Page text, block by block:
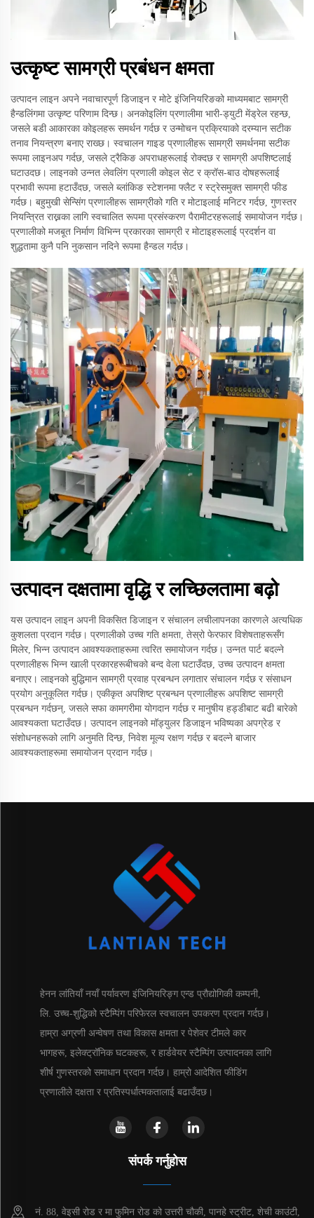
उत्कृष्ट सामग्री प्रबंधन क्षमता
उत्पादन लाइन अपने नवाचारपूर्ण डिजाइन र मोटे इंजिनियरिङको माध्यमबाट सामग्री
हैन्डलिंगमा उत्कृष्ट परिणाम दिन्छ। अनकोइलिंग प्रणालीमा भारी-ड्युटी मेंड्रेल रहन्छ,
जसले बडी आकारका कोइलहरू समर्थन गर्दछ र उन्मोचन प्रक्रियाको दरम्यान सटीक
तनाव नियन्त्रण बनाए राख्छ। स्वचालन गाइड प्रणालीहरू सामग्री समर्थनमा सटीक
रूपमा लाइनअप गर्दछ, जसले ट्रैकिङ अपराधहरूलाई रोक्दछ र सामग्री अपशिष्टलाई
घटाउदछ। लाइनको उन्नत लेवलिंग प्रणाली कोइल सेट र क्रॉस-बाउ दोषहरूलाई
प्रभावी रूपमा हटाउँदछ, जसले ब्लांकिङ स्टेशनमा फ्लैट र स्ट्रेसमुक्त सामग्री फीड
गर्दछ। बहुमुखी सेन्सिंग प्रणालीहरू सामग्रीको गति र मोटाइलाई मनिटर गर्दछ, गुणस्तर
नियन्त्रित राख्नका लागि स्वचालित रूपमा प्रसंस्करण पैरामीटरहरूलाई समायोजन गर्दछ।
प्रणालीको मजबूत निर्माण विभिन्न प्रकारका सामग्री र मोटाइहरूलाई प्रदर्शन वा
शुद्धतामा कुनै पनि नुकसान नदिने रूपमा हैन्डल गर्दछ।
उत्पादन दक्षतामा वृद्धि र लच्छिलतामा बढ़ो
यस उत्पादन लाइन अपनी विकसित डिजाइन र संचालन लचीलापनका कारणले अत्यधिक
कुशलता प्रदान गर्दछ। प्रणालीको उच्च गति क्षमता, तेस्रो फेरफार विशेषताहरूसँग
मिलेर, भिन्न उत्पादन आवश्यकताहरूमा त्वरित समायोजन गर्दछ। उन्नत पार्ट बदल्ने
प्रणालीहरू भिन्न खाली प्रकारहरूबीचको बन्द वेला घटाउँदछ, उच्च उत्पादन क्षमता
बनाएर। लाइनको बुद्धिमान सामग्री प्रवाह प्रबन्धन लगातार संचालन गर्दछ र संसाधन
प्रयोग अनुकूलित गर्दछ। एकीकृत अपशिष्ट प्रबन्धन प्रणालीहरू अपशिष्ट सामग्री
प्रबन्धन गर्दछन्, जसले सफा कामगरीमा योगदान गर्दछ र मानुषीय हड्डीबाट बढी बारेको
आवश्यकता घटाउँदछ। उत्पादन लाइनको मॉड्युलर डिजाइन भविष्यका अपग्रेड र
संशोधनहरूको लागि अनुमति दिन्छ, निवेश मूल्य रक्षण गर्दछ र बदल्ने बाजार
आवश्यकताहरूमा समायोजन प्रदान गर्दछ।
हेनन लांतियाँ नयाँ पर्यावरण इंजिनियरिङ्ग एन्ड प्रौद्योगिकी कम्पनी,
लि. उच्च-शुद्धिको स्टैम्पिंग परिफेरल स्वचालन उपकरण प्रदान गर्दछ।
हाम्रा अग्रणी अन्वेषण तथा विकास क्षमता र पेशेवर टीमले कार
भागहरू, इलेक्ट्रॉनिक घटकहरू, र हार्डवेयर स्टैम्पिंग उत्पादनका लागि
शीर्ष गुणस्तरको समाधान प्रदान गर्दछ। हाम्रो आदेशित फीडिंग
प्रणालीले दक्षता र प्रतिस्पर्धात्मकतालाई बढाउँदछ।
संपर्क गर्नुहोस
नं. 88, वेइसी रोड र मा फुमिन रोड को उत्तरी चौकी, पानहे स्ट्रीट, शेची काउंटी,